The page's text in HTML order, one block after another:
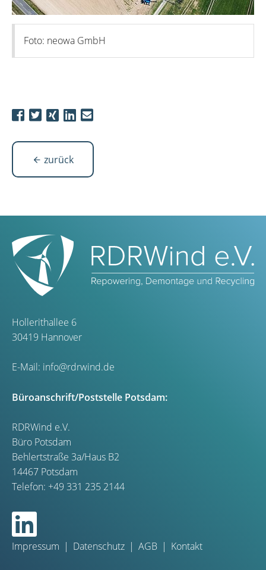
Foto: neowa GmbH
zurück
Hollerithallee 6
30419 Hannover
E-Mail: info@rdrwind.de
Büroanschrift/Poststelle Potsdam:
RDRWind e.V.
Büro Potsdam
Behlertstraße 3a/Haus B2
14467 Potsdam
Telefon: +49 331 235 2144
Impressum Datenschutz AGB Kontakt